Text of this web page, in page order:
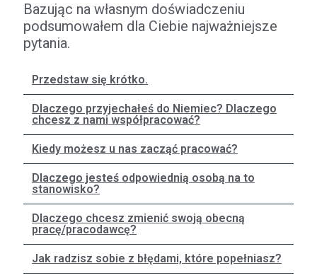
Bazując na własnym doświadczeniu
podsumowałem dla Ciebie najważniejsze
pytania.
Przedstaw się krótko.
Dlaczego przyjechałeś do Niemiec? Dlaczego
chcesz z nami współpracować?
Kiedy możesz u nas zacząć pracować?
Dlaczego jesteś odpowiednią osobą na to
stanowisko?
Dlaczego chcesz zmienić swoją obecną
pracę/pracodawcę?
Jak radzisz sobie z błędami, które popełniasz?